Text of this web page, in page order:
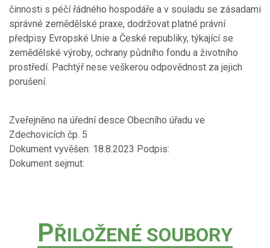
činnosti s péčí řádného hospodáře a v souladu se zásadami
správné zemědělské praxe, dodržovat platné právní
předpisy Evropské Unie a České republiky, týkající se
zemědělské výroby, ochrany půdního fondu a životního
prostředí. Pachtýř nese veškerou odpovědnost za jejich
porušení.
Zveřejněno na úřední desce Obecního úřadu ve
Zdechovicích čp. 5
Dokument vyvěšen: 18.8.2023 Podpis:
Dokument sejmut:
PŘILOŽENÉ SOUBORY